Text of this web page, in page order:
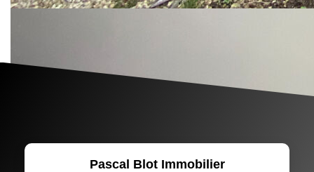
Pascal Blot Immobilier